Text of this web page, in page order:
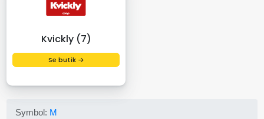
Kvickly (7)
Se butik →
Symbol: M